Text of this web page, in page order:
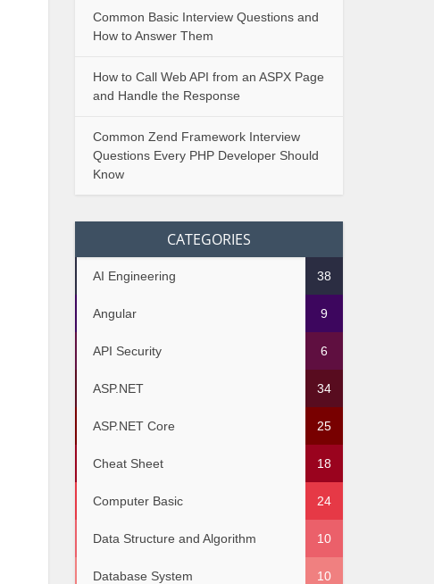
Common Basic Interview Questions and
How to Answer Them
How to Call Web API from an ASPX Page
and Handle the Response
Common Zend Framework Interview
Questions Every PHP Developer Should
Know
CATEGORIES
AI Engineering 38
Angular 9
API Security 6
ASP.NET 34
ASP.NET Core 25
Cheat Sheet 18
Computer Basic 24
Data Structure and Algorithm 10
Database System 10